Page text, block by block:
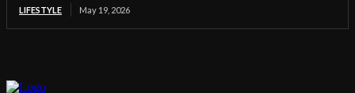
LIFESTYLE May 19, 2026